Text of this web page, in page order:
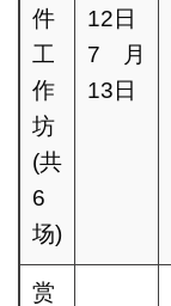
件
工
作
坊
(共
6
场)
12日
7月
13日
赏